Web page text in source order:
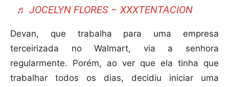
♬ JOCELYN FLORES – XXXTENTACION
Devan, que trabalha para uma empresa
terceirizada no Walmart, via a senhora
regularmente. Porém, ao ver que ela tinha que
trabalhar todos os dias, decidiu iniciar uma